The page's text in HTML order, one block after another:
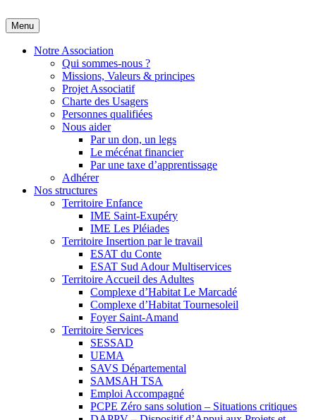
Skip
to
content
Adapei des Landes
S'engager ensemble pour l'inclusion
Menu
Notre Association
Qui sommes-nous ?
Missions, Valeurs & principes
Projet Associatif
Charte des Usagers
Personnes qualifiées
Nous aider
Par un don, un legs
Le mécénat financier
Par une taxe d’apprentissage
Adhérer
Nos structures
Territoire Enfance
IME Saint-Exupéry
IME Les Pléiades
Territoire Insertion par le travail
ESAT du Conte
ESAT Sud Adour Multiservices
Territoire Accueil des Adultes
Complexe d’Habitat Le Marcadé
Complexe d’Habitat Tournesoleil
Foyer Saint-Amand
Territoire Services
SESSAD
UEMA
SAVS Départemental
SAMSAH TSA
Emploi Accompagné
PCPE Zéro sans solution – Situations critiques